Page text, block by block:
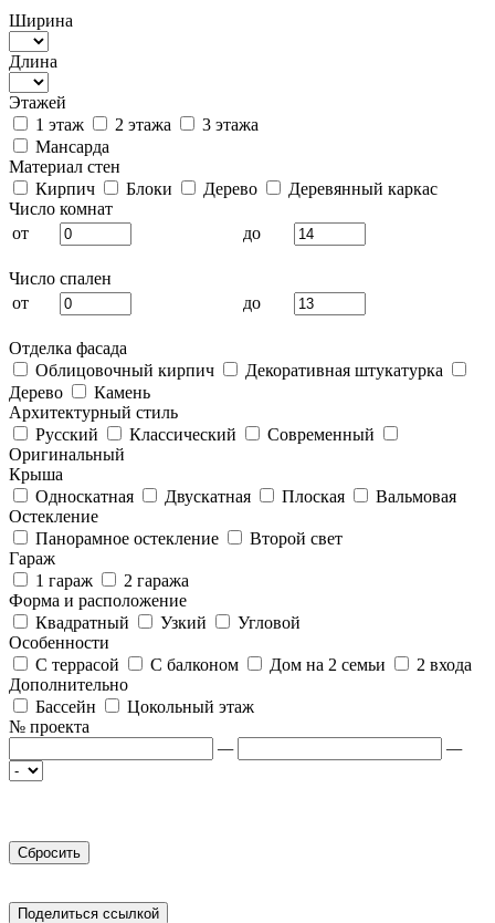
Ширина
Длина
Этажей
1 этаж
2 этажа
3 этажа
Мансарда
Материал стен
Кирпич
Блоки Дерево
Деревянный каркас
Число комнат
от
до
Число спален
от
до
Отделка фасада
Облицовочный кирпич
Декоративная штукатурка
Дерево
Камень
Архитектурный стиль
Русский
Классический
Современный
Оригинальный
Крыша
Односкатная
Двускатная Плоская
Вальмовая
Остекление
Панорамное остекление
Второй свет
Гараж
1 гараж
2 гаража
Форма и расположение
Квадратный
Узкий
Угловой
Особенности
С террасой
С балконом Дом на 2 семьи
2 входа
Дополнительно
Бассейн
Цокольный этаж
№ проекта
—
—
Поделиться ссылкой